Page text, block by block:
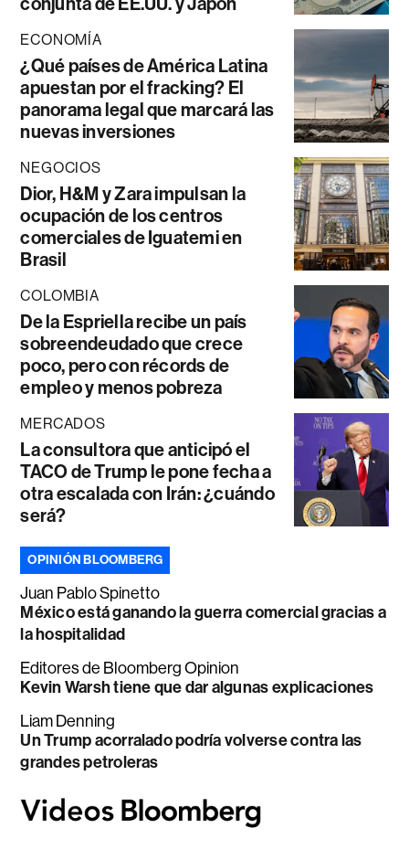
ECONOMÍA
¿Qué países de América Latina
apuestan por el fracking? El
panorama legal que marcará las
nuevas inversiones
NEGOCIOS
Dior, H&M y Zara impulsan la
ocupación de los centros
comerciales de Iguatemi en
Brasil
COLOMBIA
De la Espriella recibe un país
sobreendeudado que crece
poco, pero con récords de
empleo y menos pobreza
MERCADOS
La consultora que anticipó el
TACO de Trump le pone fecha a
otra escalada con Irán: ¿cuándo
será?
OPINIÓN BLOOMBERG
Juan Pablo Spinetto
México está ganando la guerra comercial gracias a
la hospitalidad
Editores de Bloomberg Opinion
Kevin Warsh tiene que dar algunas explicaciones
Liam Denning
Un Trump acorralado podría volverse contra las
grandes petroleras